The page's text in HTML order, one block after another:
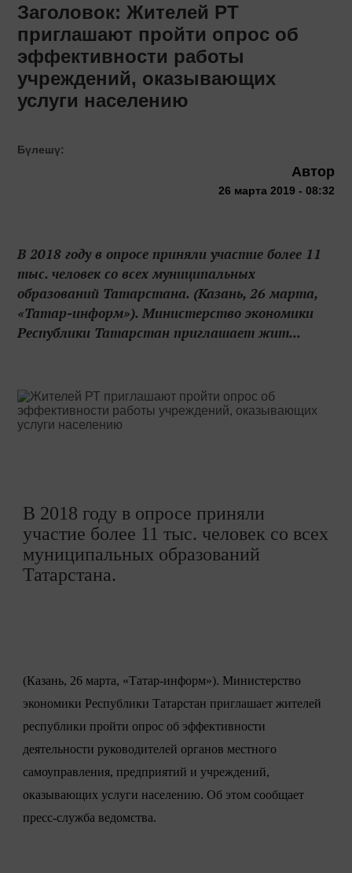
Заголовок: Жителей РТ
приглашают пройти опрос об
эффективности работы
учреждений, оказывающих
услуги населению
Бүлешү:
Автор
26 марта 2019 - 08:32
В 2018 году в опросе приняли участие более 11
тыс. человек со всех муниципальных
образований Татарстана. (Казань, 26 марта,
«Татар-информ»). Министерство экономики
Республики Татарстан приглашает жит...
В 2018 году в опросе приняли
участие более 11 тыс. человек со всех
муниципальных образований
Татарстана.
(Казань, 26 марта, «Татар-информ»). Министерство
экономики Республики Татарстан приглашает жителей
республики пройти опрос об эффективности
деятельности руководителей органов местного
самоуправления, предприятий и учреждений,
оказывающих услуги населению. Об этом сообщает
пресс-служба ведомства.